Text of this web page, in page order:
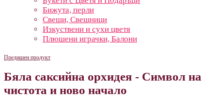
Бижута, перли
Свещи, Свещници
Изкуствени и сухи цветя
Плюшени играчки, Балони
Предишен продукт
Бяла саксийна орхидея - Символ на
чистота и ново начало